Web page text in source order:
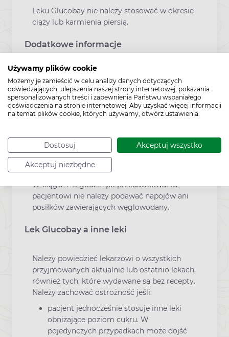
Używamy plików cookie
Możemy je zamieścić w celu analizy danych dotyczących
odwiedzających, ulepszenia naszej strony internetowej, pokazania
spersonalizowanych treści i zapewnienia Państwu wspaniałego
doświadczenia na stronie internetowej. Aby uzyskać więcej informacji
na temat plików cookie, których używamy, otwórz ustawienia.
Dostosuj Akceptuj wszystko
Akceptuj niezbędne
Leku Glucobay nie należy stosować w okresie
ciąży lub karmienia piersią.
Dodatkowe informacje
Przedawkowanie leku, jeśli został on przyjęty
z napojami i (lub) posiłkami zawierającymi
węglowodany (disacharydy, oligosacharydy i
polisacharydy), może doprowadzić do wzdęć i
wiatrów oraz biegunki.
przyjętego niezależnie od pożywienia nie
przewiduje się wystąpienia ostrych objawów
ze strony układu żołądkowo-jelitowego.
W ciągu 4?6 godzin po przedawkowaniu
pacjentowi nie należy podawać napojów ani
posiłków zawierających węglowodany.
Lek Glucobay a inne leki
Należy powiedzieć lekarzowi o wszystkich
przyjmowanych aktualnie lub ostatnio lekach,
również tych, które wydawane są bez recepty.
Należy zachować ostrożność jeśli:
pacjent jednocześnie stosuje inne leki
obniżające poziom cukru. W
pojedynczych przypadkach może dojść